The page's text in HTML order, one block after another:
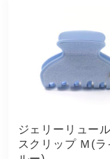
ジェリーリュー
スクリップ Ｍ(ラ